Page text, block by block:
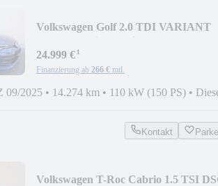
Volkswagen Golf 2.0 TDI VARIANT
24.999 €¹
Finanzierung ab 266 € mtl.
09/2025 • 14.274 km • 110 kW (150 PS) •
Kontakt
Volkswagen T-Roc Cabrio 1.5 TSI